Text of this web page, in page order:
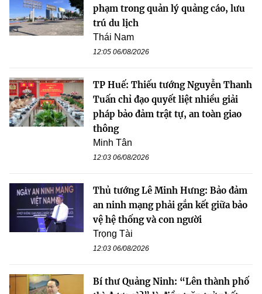
phạm trong quản lý quảng cáo, lưu
trú du lịch
Thái Nam
12:05 06/08/2026
TP Huế: Thiếu tướng Nguyễn Thanh
Tuấn chỉ đạo quyết liệt nhiều giải
pháp bảo đảm trật tự, an toàn giao
thông
Minh Tân
12:03 06/08/2026
Thủ tướng Lê Minh Hưng: Bảo đảm
an ninh mạng phải gắn kết giữa bảo
vệ hệ thống và con người
Trọng Tài
12:03 06/08/2026
Bí thư Quảng Ninh: “Lên thành phố